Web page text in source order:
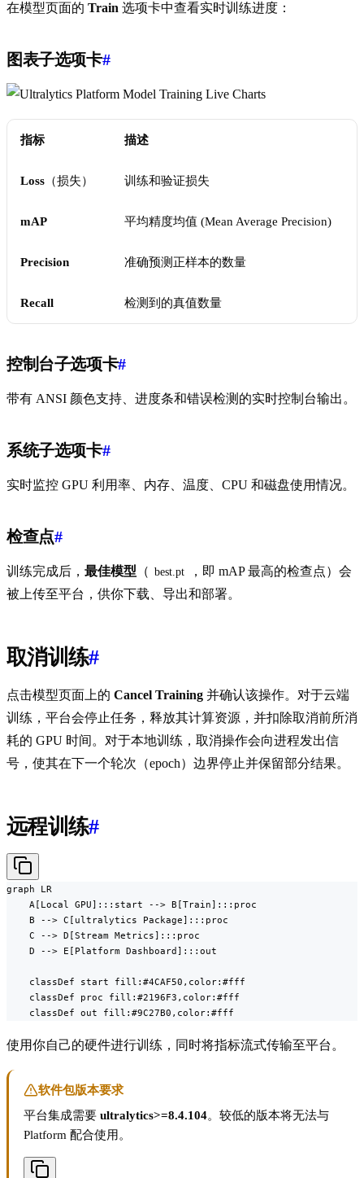
在模型页面的 Train 选项卡中查看实时训练进度：
图表子选项卡#
指标 描述
Loss （损失） 训练和验证损失
mAP 平均精度均值 (Mean Average Precision)
Precision 准确预测正样本的数量
Recall 检测到的真值数量
控制台子选项卡#
带有 ANSI 颜色支持、进度条和错误检测的实时控制台输出。
系统子选项卡#
实时监控 GPU 利用率、内存、温度、CPU 和磁盘使用情况。
检查点#
训练完成后， 最佳模型 （ best.pt
，即 mAP 最高的检查点）会
被上传至平台，供你下载、导出和部署。
取消训练#
点击模型页面上的 Cancel Training 并确认该操作。对于云端
训练，平台会停止任务，释放其计算资源，并扣除取消前所消
耗的 GPU 时间。对于本地训练，取消操作会向进程发出信
号，使其在下一个轮次（epoch）边界停止并保留部分结果。
远程训练#
graph LR
    A[Local GPU]:::start --> B[Train]:::proc
    B --> C[ultralytics Package]:::proc
    C --> D[Stream Metrics]:::proc
    D --> E[Platform Dashboard]:::out
    classDef start fill:#4CAF50,color:#fff
    classDef proc fill:#2196F3,color:#fff
    classDef out fill:#9C27B0,color:#fff
使用你自己的硬件进行训练，同时将指标流式传输至平台。
软件包版本要求
平台集成需要 ultralytics>=8.4.104。较低的版本将无法与
Platform 配合使用。